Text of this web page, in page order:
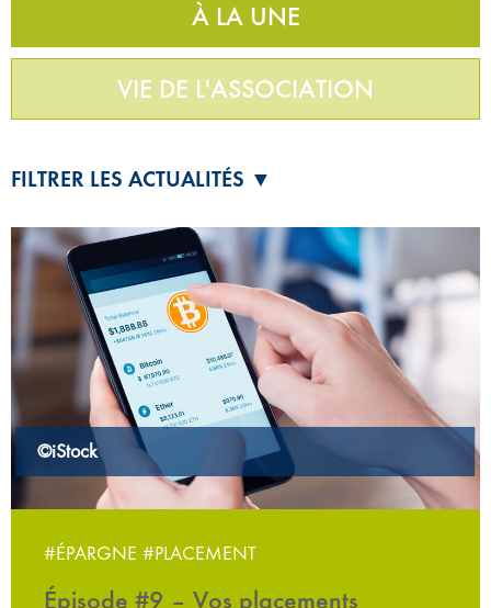
À LA UNE
VIE DE L'ASSOCIATION
FILTRER LES ACTUALITÉS ▼
©iStock
#ÉPARGNE #PLACEMENT
Épisode #9 – Vos placements